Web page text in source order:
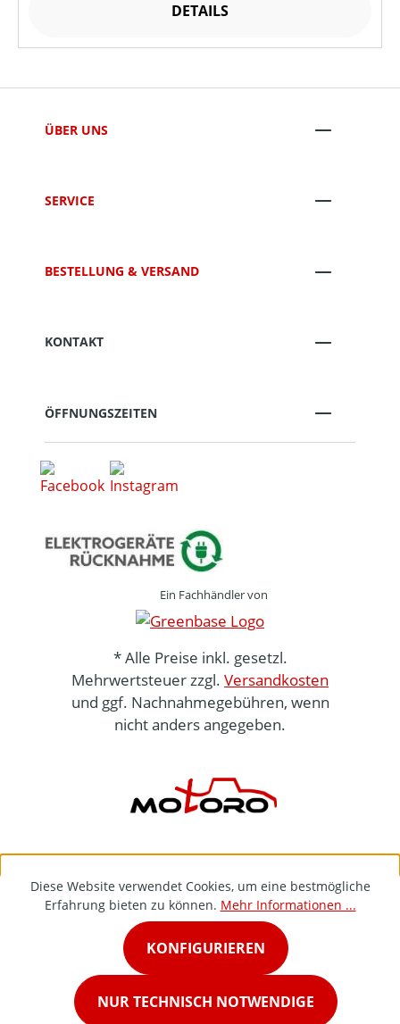
DETAILS
ÜBER UNS
SERVICE
BESTELLUNG & VERSAND
KONTAKT
ÖFFNUNGSZEITEN
Ein Fachhändler von
* Alle Preise inkl. gesetzl.
Mehrwertsteuer zzgl. Versandkosten
und ggf. Nachnahmegebühren, wenn
nicht anders angegeben.
Diese Website verwendet Cookies, um eine bestmögliche
Erfahrung bieten zu können. Mehr Informationen ...
NUR TECHNISCH NOTWENDIGE
KONFIGURIEREN